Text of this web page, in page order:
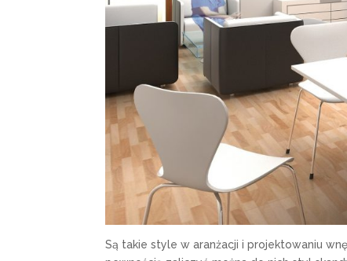
Są takie style w aranżacji i projektowaniu